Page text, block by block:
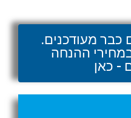
כבר מעודכנים.
ההנחה
- כאן